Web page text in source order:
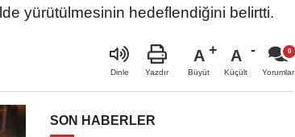
yürütülmesinin hedeflendiğini belirtti.
Dinle Yazdır
A
Büyüt
A
Küçült Yorumlar
SON HABERLER